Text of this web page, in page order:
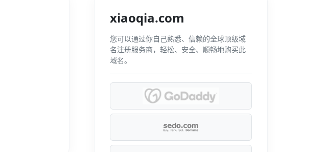
xiaoqia.com
您可以通过你自己熟悉、信赖的全球顶级域
名注册服务商，轻松、安全、顺畅地购买此
域名。